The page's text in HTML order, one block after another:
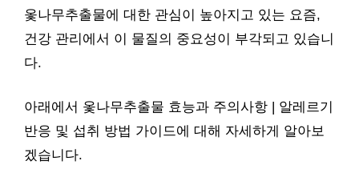
옻나무추출물에 대한 관심이 높아지고 있는 요즘,
건강 관리에서 이 물질의 중요성이 부각되고 있습니
다.
아래에서 옻나무추출물 효능과 주의사항 | 알레르기
반응 및 섭취 방법 가이드에 대해 자세하게 알아보
겠습니다.